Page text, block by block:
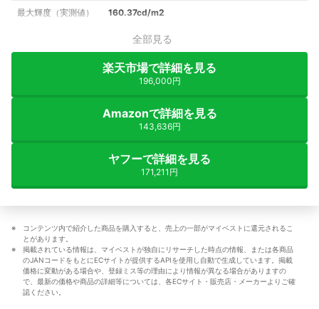
最大輝度（実測値） 160.37cd/m2
全部見る
楽天市場で詳細を見る
196,000円
Amazonで詳細を見る
143,636円
ヤフーで詳細を見る
171,211円
コンテンツ内で紹介した商品を購入すると、売上の一部がマイベストに還元されるこ
とがあります。
掲載されている情報は、マイベストが独自にリサーチした時点の情報、または各商品
のJANコードをもとにECサイトが提供するAPIを使用し自動で生成しています。掲載
価格に変動がある場合や、登録ミス等の理由により情報が異なる場合がありますの
で、最新の価格や商品の詳細等については、各ECサイト・販売店・メーカーよりご確
認ください。